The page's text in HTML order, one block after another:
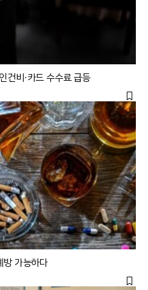
건비·카드 수수료 급등
가능하다